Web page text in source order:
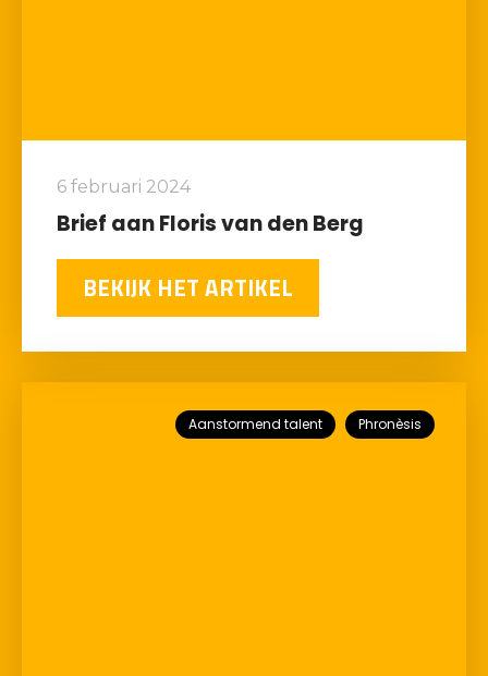
6 februari 2024
Brief aan Floris van den Berg
BEKIJK HET ARTIKEL
Aanstormend talent Phronèsis